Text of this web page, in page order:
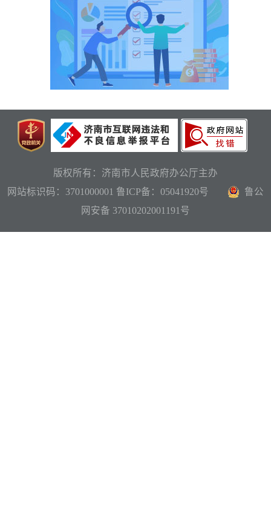
版权所有：济南市人民政府办公厅主办
网站标识码：3701000001 鲁ICP备：05041920号
鲁公
网安备 37010202001191号